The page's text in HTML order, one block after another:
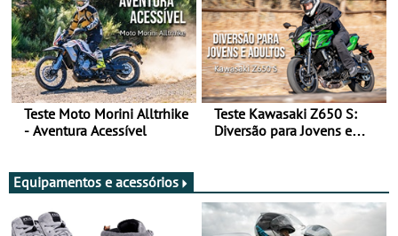
Teste Moto Morini Alltrhike
- Aventura Acessível
Teste Kawasaki Z650 S:
Diversão para Jovens e
Equipamentos e acessórios